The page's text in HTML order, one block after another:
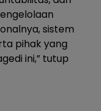
sistem
pihak yang
ini,” tutup